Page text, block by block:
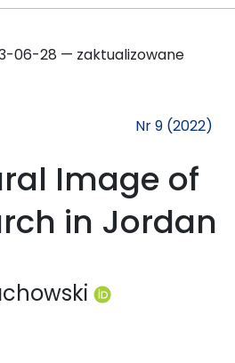
06-28 — zaktualizowane
Nr 9 (2022)
Image of
in Jordan